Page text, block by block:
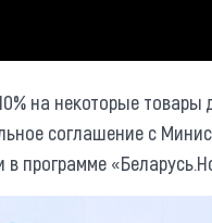
на некоторые товары
соглашение с
программе